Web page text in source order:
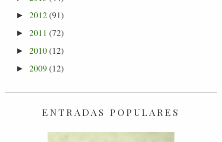
►2012(91)
►2011 (72)
►2010(12)
►2009 (12)
ENTRADAS POPULARES